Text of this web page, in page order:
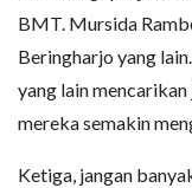
BMT. Mursida
Beringharjo yang
yang lain
mereka semakin
Ketiga, jangan